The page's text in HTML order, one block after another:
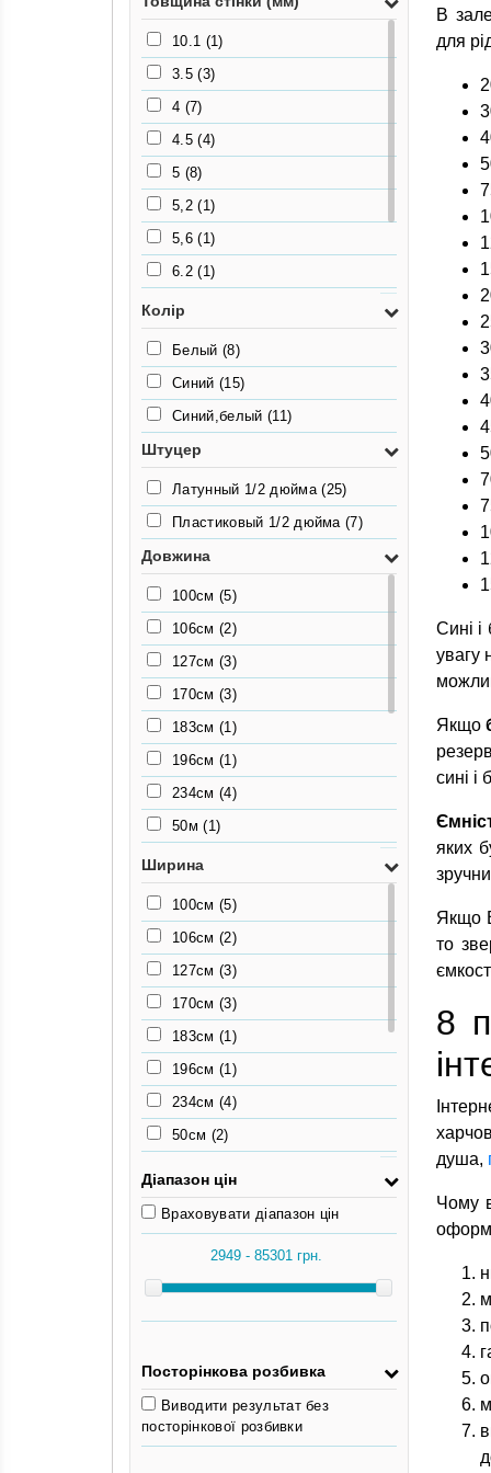
10.1 (1)
3.5(3)
4 (7)
4.5(4)
5 (8)
5,2(1)
5,6(1)
6.2(1)
6.3
9(1)
Колір
Белый (8)
Синий (15)
Синий,белый (11)
Штуцер
Латунный 1/2 дюйма(25)
Пластиковый 1/2 дюйма(7)
Довжина
100см (5)
106см (2)
127см (3)
170см (3)
183см (1)
196см (1)
234см (4)
50м(1)
50см
63см(2)
65см(2)
68см(2)
76см(2)
77см(2)
78см(1)
Ширина
100см (5)
106см (2)
127см (3)
170см (3)
183см (1)
196см (1)
234см (4)
50см (2)
63см(2)
65см(2)
78см(1)
Діапазон цін
Враховувати діапазон цін
Посторінкова розбивка
Виводити результат без
посторінкової розбивки
В
для
Сині і
увагу
Якщо
сині і
яких
Якщо
то
8
душа,
Чому